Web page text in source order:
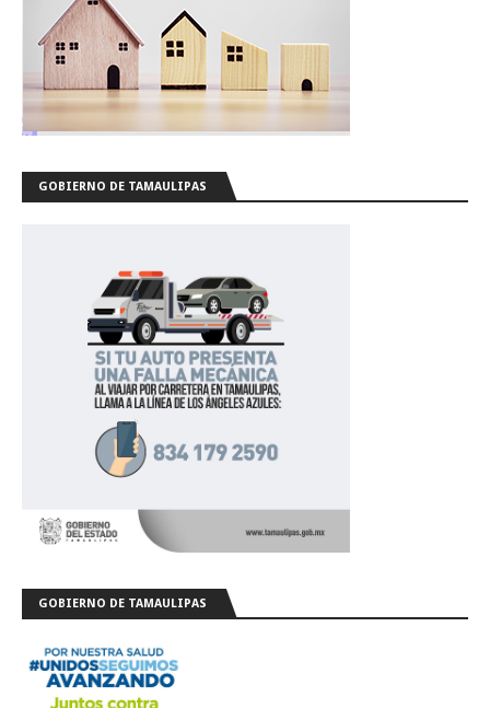
GOBIERNO DE TAMAULIPAS
GOBIERNO DE TAMAULIPAS